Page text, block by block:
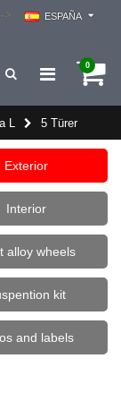
ESPAÑA
0
L 5 Türer
Exterior
Interior
alloy wheels
kit
and labels